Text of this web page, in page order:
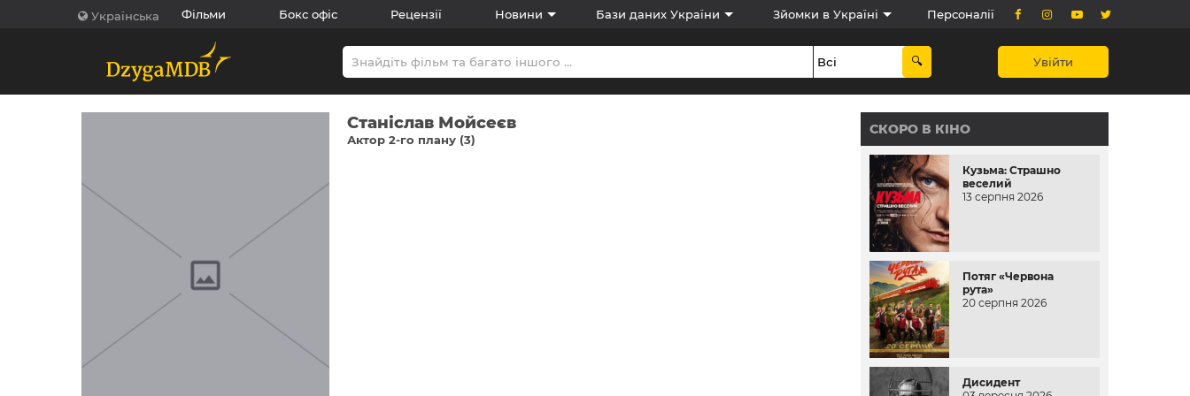
Українська Фільми Бокс офіс Рецензії Новини Бази даних України Зйомки в Україні Персоналії
Увійти
Станіслав Мойсеєв
Актор 2-го плану (3)
СКОРО В КІНО
Кузьма: Страшно
веселий
13 серпня 2026
Потяг «Червона
рута»
20 серпня 2026
Дисидент